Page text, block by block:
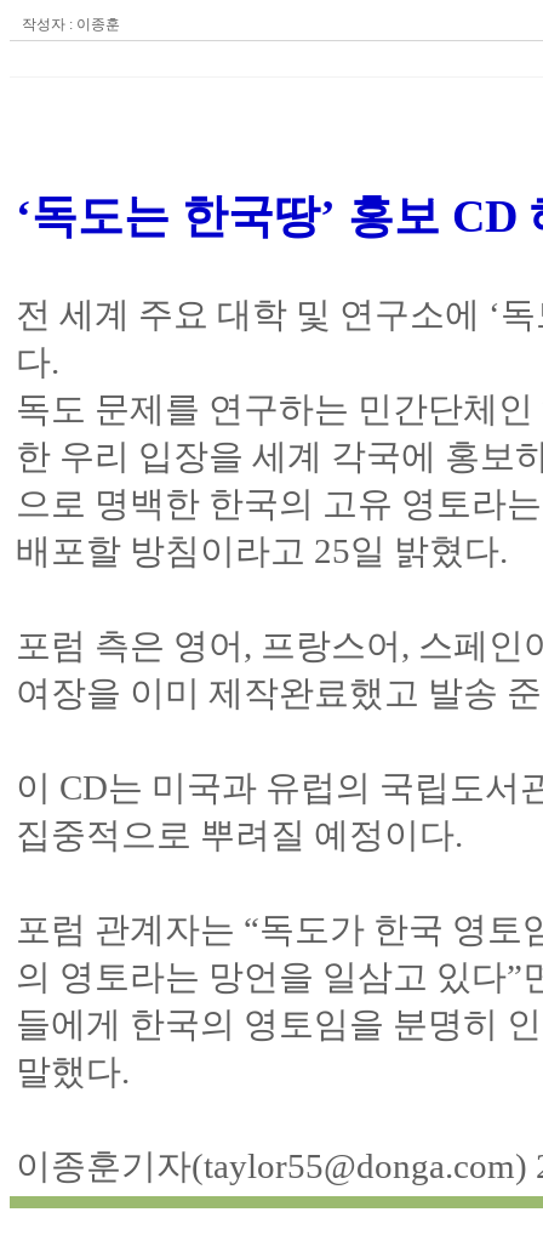
작성자 : 이종훈
‘독도는 한국땅’ 홍보
전 세계 주요 대학 및 연구소에 ‘
다.
독도 문제를 연구하는 민간단체
한 우리 입장을 세계 각국에 홍보
으로 명백한 한국의 고유 영토라
배포할 방침이라고 25일 밝혔다.
포럼 측은 영어, 프랑스어, 스페인
여장을 이미 제작완료했고 발송
이 CD는 미국과 유럽의 국립도서
집중적으로 뿌려질 예정이다.
포럼 관계자는 “독도가 한국 영
의 영토라는 망언을 일삼고 있다
들에게 한국의 영토임을 분명히
말했다.
이종훈기자